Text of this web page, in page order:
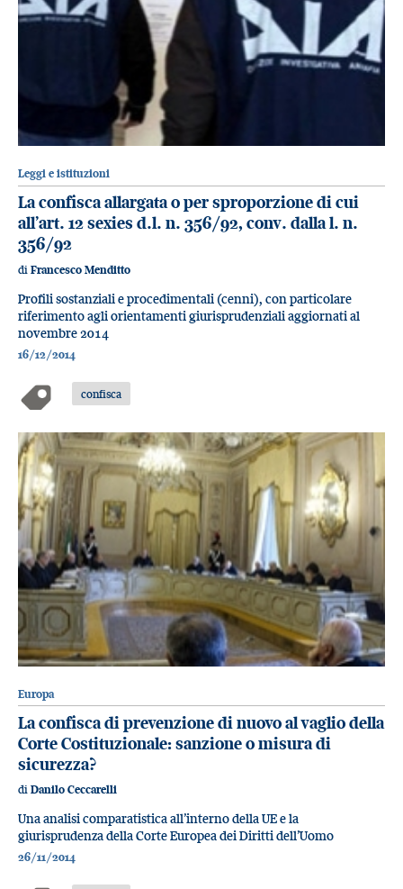
Leggi e istituzioni
La confisca allargata o per sproporzione di cui
all’art. 12 sexies d.l. n. 356/92, conv. dalla l. n.
356/92
di Francesco Menditto
Profili sostanziali e procedimentali (cenni), con particolare
riferimento agli orientamenti giurisprudenziali aggiornati al
novembre 2014
16/12/2014
confisca
Europa
La confisca di prevenzione di nuovo al vaglio della
Corte Costituzionale: sanzione o misura di
sicurezza?
di Danilo Ceccarelli
Una analisi comparatistica all’interno della UE e la
giurisprudenza della Corte Europea dei Diritti dell’Uomo
26/11/2014